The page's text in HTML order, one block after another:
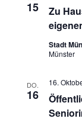
15
Zu
Stadt
Münster
DO.
16
16.